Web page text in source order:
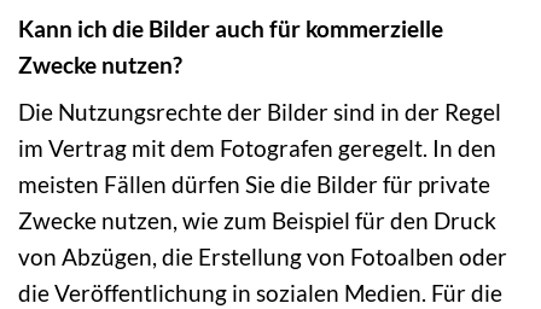
Kann ich die Bilder auch für kommerzielle
Zwecke nutzen?
Die Nutzungsrechte der Bilder sind in der Regel
im Vertrag mit dem Fotografen geregelt. In den
meisten Fällen dürfen Sie die Bilder für private
Zwecke nutzen, wie zum Beispiel für den Druck
von Abzügen, die Erstellung von Fotoalben oder
die Veröffentlichung in sozialen Medien. Für die